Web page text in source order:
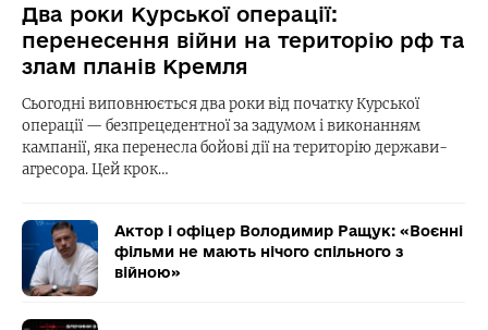
Два роки Курської операції:
перенесення війни на територію рф та
злам планів Кремля
Сьогодні виповнюється два роки від початку Курської
операції — безпрецедентної за задумом і виконанням
кампанії, яка перенесла бойові дії на територію держави-
агресора. Цей крок…
Актор і офіцер Володимир Ращук: «Воєнні
фільми не мають нічого спільного з
війною»